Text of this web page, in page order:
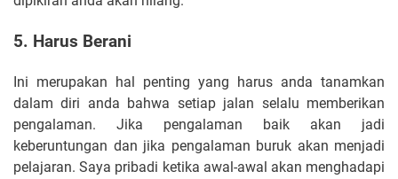
5. Harus Berani
Ini merupakan hal penting yang harus anda tanamkan
dalam diri anda bahwa setiap jalan selalu memberikan
pengalaman. Jika pengalaman baik akan jadi
keberuntungan dan jika pengalaman buruk akan menjadi
pelajaran. Saya pribadi ketika awal-awal akan menghadapi